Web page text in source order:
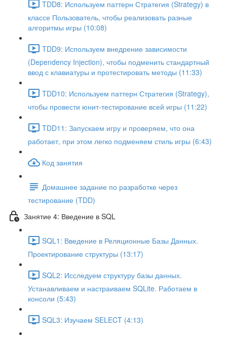
TDD8: Используем паттерн Стратегия (Strategy) в
классе Пользователь, чтобы реализовать разные
алгоритмы игры (10:08)
TDD9: Используем внедрение зависимости
(Dependency Injection), чтобы подменить стандартный
ввод с клавиатуры и протестировать методы (11:33)
TDD10: Используем паттерн Стратегия (Strategy),
чтобы провести юнит-тестирование всей игры (11:22)
TDD11: Запускаем игру и проверяем, что она
работает, при этом легко подменяем стиль игры (6:43)
Код занятия
Домашнее задание по разработке через
тестирование (TDD)
Занятие 4: Введение в SQL
SQL1: Введение в Реляционные Базы Данных.
Проектирование структуры (13:17)
SQL2: Исследуем структуру базы данных.
Устанавливаем и настраиваем SQLite. Работаем в
консоли (5:43)
SQL3: Изучаем SELECT (4:13)